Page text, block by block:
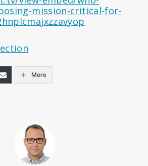
mission-critical-for-
More